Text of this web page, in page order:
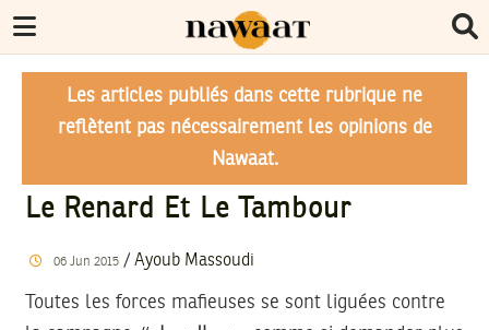
Les articles publiés dans cette rubrique ne
reflètent pas nécessairement les opinions de
Nawaat.
Le Renard Et Le Tambour
06 Jun 2015/ Ayoub Massoudi
Toutes les forces mafieuses se sont liguées contre